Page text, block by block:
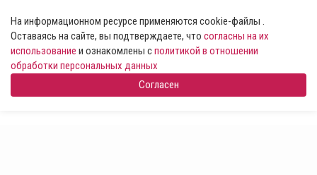
На информационном ресурсе применяются cookie-файлы .
Оставаясь на сайте, вы подтверждаете, что согласны на их
использование и ознакомлены сполитикой в отношении
обработки персональных данных
Согласен